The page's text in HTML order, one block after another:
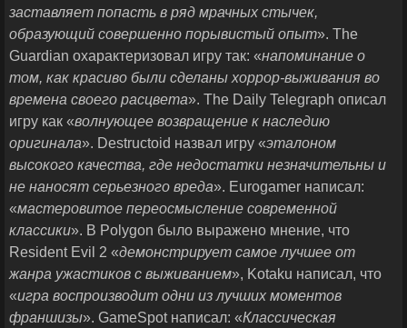
заставляет попасть в ряд мрачных стычек,
образующий совершенно порывистый опыт». The
Guardian охарактеризовал игру так: «напоминание о
том, как красиво были сделаны хоррор-выживания во
времена своего расцвета». The Daily Telegraph описал
игру как «волнующее возвращение к наследию
оригинала». Destructoid назвал игру «эталоном
высокого качества, где недостатки незначительны и
не наносят серьезного вреда». Eurogamer написал:
«мастеровитое переосмысление современной
классики». В Polygon было выражено мнение, что
Resident Evil 2 «демонстрирует самое лучшее от
жанра ужастиков с выживанием», Kotaku написал, что
«игра воспроизводит одни из лучших моментов
франшизы». GameSpot написал: «Классическая